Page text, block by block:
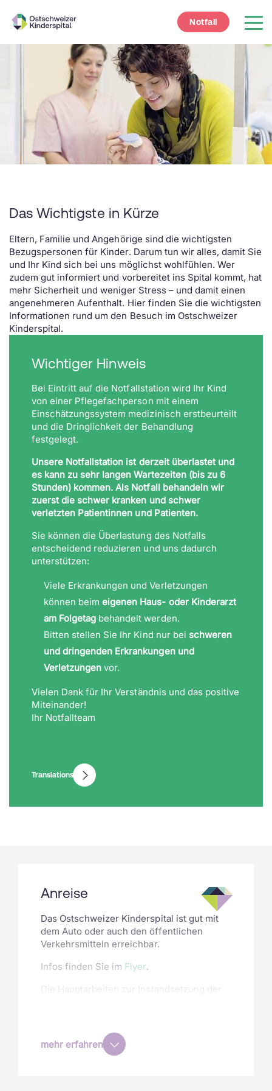
Das Wichtigste in Kürze
Eltern, Familie und Angehörige sind die wichtigsten
Bezugspersonen für Kinder. Darum tun wir alles, damit Sie
und Ihr Kind sich bei uns möglichst wohlfühlen. Wer
zudem gut informiert und vorbereitet ins Spital kommt, hat
mehr Sicherheit und weniger Stress – und damit einen
angenehmeren Aufenthalt. Hier finden Sie die wichtigsten
Informationen rund um den Besuch im Ostschweizer
Kinderspital.
Wichtiger Hinweis
Bei Eintritt auf die Notfallstation wird Ihr Kind
von einer Pflegefachperson mit einem
Einschätzungssystem medizinisch erstbeurteilt
und die Dringlichkeit der Behandlung
festgelegt.
Unsere Notfallstation ist derzeit überlastet und
es kann zu sehr langen Wartezeiten (bis zu 6
Stunden) kommen. Als Notfall behandeln wir
zuerst die schwer kranken und schwer
verletzten Patientinnen und Patienten.
Sie können die Überlastung des Notfalls
entscheidend reduzieren und uns dadurch
unterstützen:
Viele Erkrankungen und Verletzungen
können beimeigenen Haus- oder Kinderarzt
am Folgetag behandelt werden.
Bitten stellen Sie Ihr Kind nur bei schweren
und dringenden Erkrankungen und
Verletzungen vor.
Vielen Dank für Ihr Verständnis und das positive
Miteinander!
Ihr Notfallteam
Translations
Anreise
Das Ostschweizer Kinderspital ist gut mit
dem Auto oder auch den öffentlichen
Verkehrsmitteln erreichbar.
Infos finden Sie im Flyer.
Die Hauptarbeiten zur Instandsetzung der
Wir möchten Sie darauf aufmerksam
machen, genügend Zeit für den
mehr erfahren
Notfall